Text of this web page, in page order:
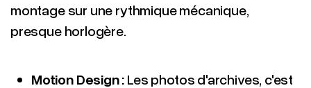
montage sur une rythmique mécanique,
presque horlogère.
Motion Design : Les photos d'archives, c'est